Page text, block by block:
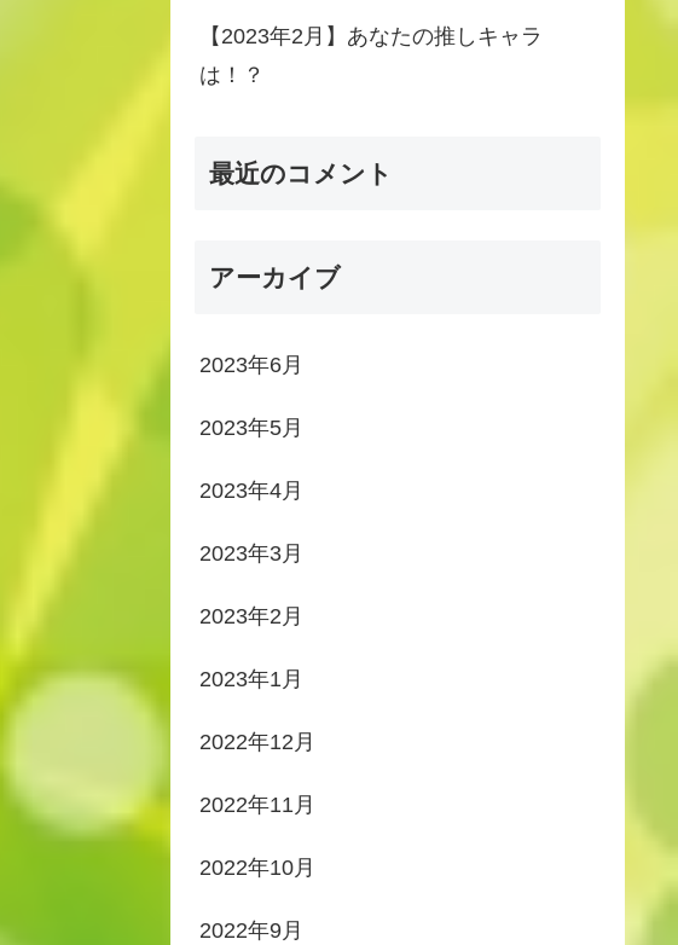
【2023年2月】あなたの推しキャラ
は！？
最近のコメント
アーカイブ
2023年6月
2023年5月
2023年4月
2023年3月
2023年2月
2023年1月
2022年12月
2022年11月
2022年10月
2022年9月